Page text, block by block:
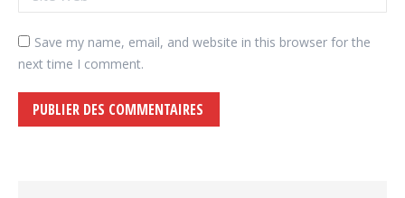
Save my name, email, and website in this browser for the
next time I comment.
PUBLIER DES COMMENTAIRES